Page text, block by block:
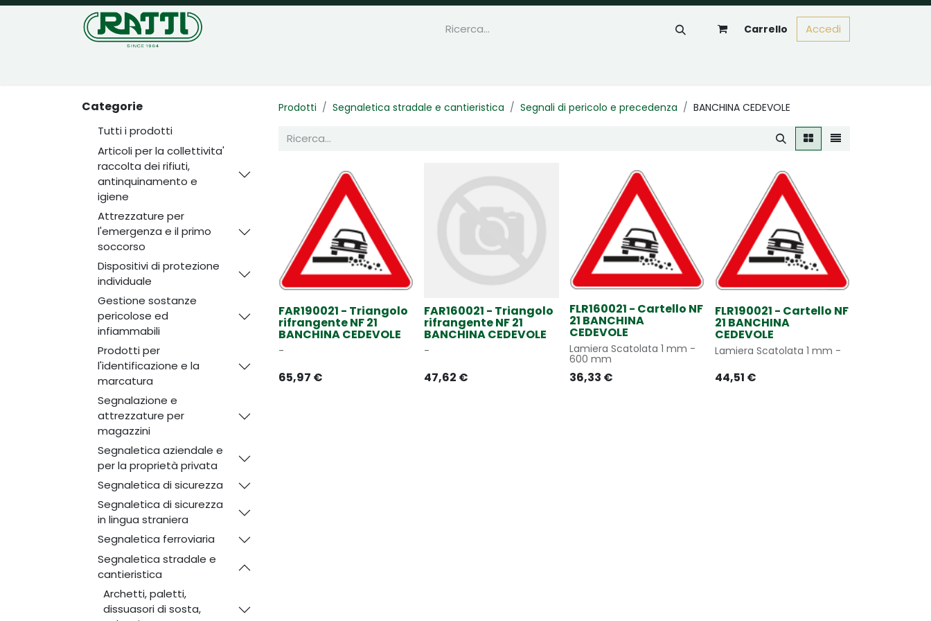
Carrello Accedi
Categorie
Tutti i prodotti
Articoli per la collettivita'
raccolta dei rifiuti,
antinquinamento e
igiene
Attrezzature per
l'emergenza e il primo
soccorso
Dispositivi di protezione
individuale
Gestione sostanze
pericolose ed
infiammabili
Prodotti per
l'identificazione e la
marcatura
Segnalazione e
attrezzature per
magazzini
Segnaletica aziendale e
per la proprietà privata
Segnaletica di sicurezza
Segnaletica di sicurezza
in lingua straniera
Segnaletica ferroviaria
Segnaletica stradale e
cantieristica
Archetti, paletti,
dissuasori di sosta,
Prodotti Segnaletica stradale e cantieristica Segnali di pericolo e precedenza BANCHINA CEDEVOLE
FAR190021 - Triangolo
rifrangente NF 21
BANCHINA CEDEVOLE
-
65,97 €
FAR160021 - Triangolo
rifrangente NF 21
BANCHINA CEDEVOLE
-
47,62 €
FLR160021 - Cartello NF
21 BANCHINA
CEDEVOLE
Lamiera Scatolata 1 mm -
600 mm
36,33 €
FLR190021 - Cartello NF
21 BANCHINA
CEDEVOLE
Lamiera Scatolata 1 mm -
44,51 €